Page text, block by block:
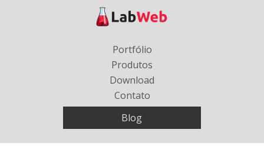
Portfólio
Produtos
Download
Contato
Blog